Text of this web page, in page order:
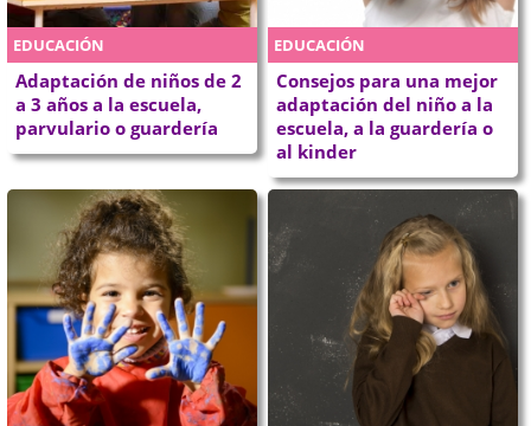
EDUCACIÓN
Adaptación de niños de 2
a 3 años a la escuela,
parvulario o guardería
EDUCACIÓN
Consejos para una mejor
adaptación del niño a la
escuela, a la guardería o
al kinder